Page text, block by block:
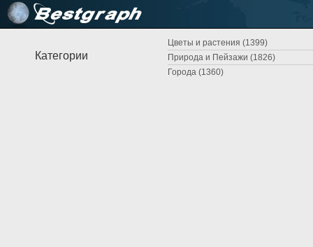
Категории
Цветы и растения (1399)
Природа и Пейзажи (1826)
Города (1360)